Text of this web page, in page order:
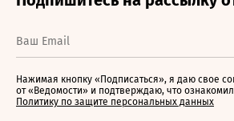
Нажимая кнопку «Подписаться», я даю свое
от «Ведомости» и подтверждаю, что
Политику по защите персональных данных